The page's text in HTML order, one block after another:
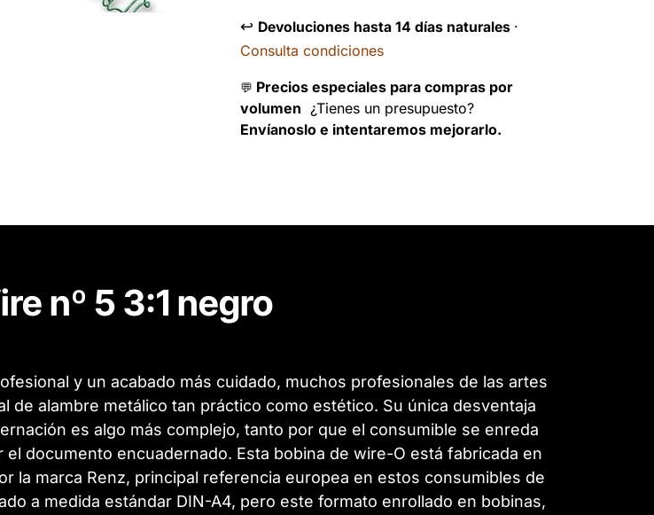
↩️ Devoluciones hasta 14 días naturales ·
Consulta condiciones
💬 Precios especiales para compras por
volumen ¿Tienes un presupuesto?
Envíanoslo e intentaremos mejorarlo.
nº 5 3:1 negro
y un acabado más cuidado, muchos profesionales de las artes
alambre metálico tan práctico como estético. Su única desventaja
es algo más complejo, tanto por que el consumible se enreda
documento encuadernado. Esta bobina de wire-O está fabricada en
la marca Renz, principal referencia europea en estos consumibles de
a medida estándar DIN-A4, pero este formato enrollado en bobinas,